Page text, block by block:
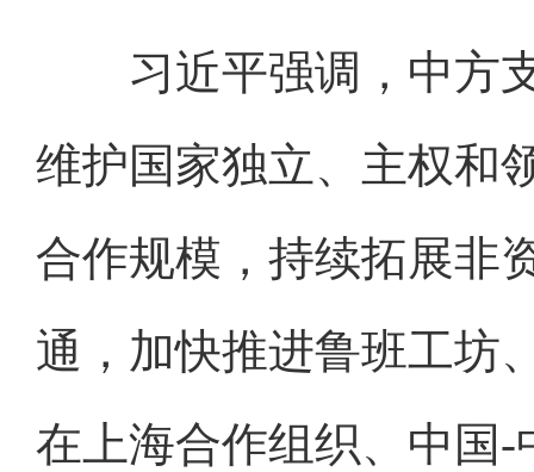
习近平强调，中方支
维护国家独立、主权和
合作规模，持续拓展非
通，加快推进鲁班工坊
在上海合作组织、中国